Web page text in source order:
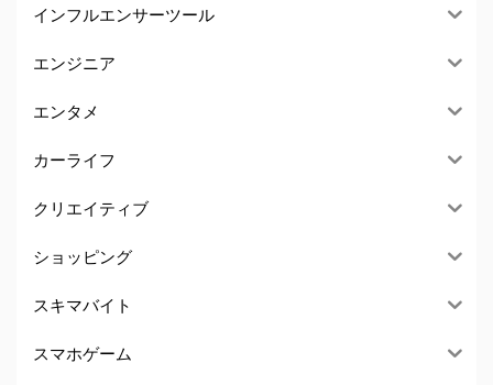
インフルエンサーツール
エンジニア
エンタメ
カーライフ
クリエイティブ
ショッピング
スキマバイト
スマホゲーム